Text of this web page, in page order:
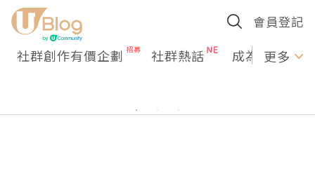
會員登記
社群創作有價企劃 社群熱話 成為U更多